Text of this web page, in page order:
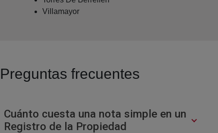
Villamayor
Preguntas frecuentes
Cuánto cuesta una nota simple en un
Registro de la Propiedad